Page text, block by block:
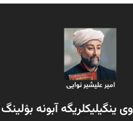
ینگیلیکلریگه آبونه بۉلینگ